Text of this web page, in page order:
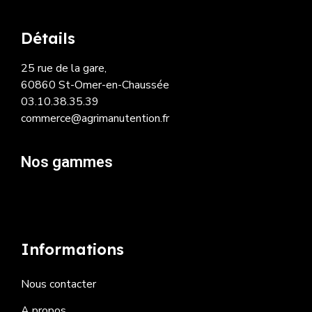
Détails
25 rue de la gare,
60860 St-Omer-en-Chaussée
03.10.38.35.39
commerce@agrimanutention.fr
Nos gammes
Informations
Nous contacter